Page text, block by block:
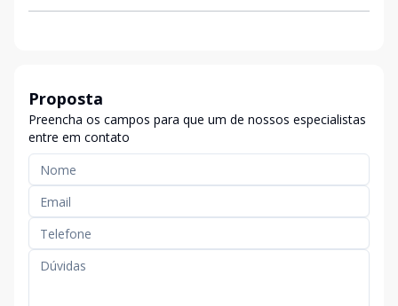
Proposta
Preencha os campos para que um de nossos especialistas
entre em contato